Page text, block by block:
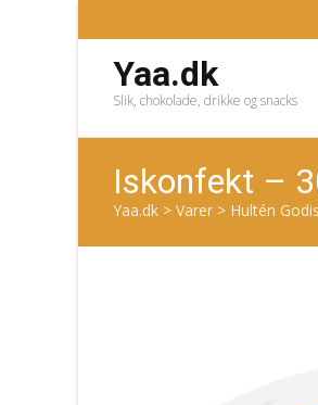
Yaa.dk
Slik, chokolade, drikke og snacks
Iskonfekt –
Yaa.dk > Varer > Hultén Godis